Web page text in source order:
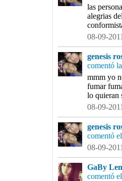
las
alegrias
08-09-
genesis
comentó
mmm yo
fumar
lo quieran
08-09-
genesis
comentó
08-09-
GaBy
comentó